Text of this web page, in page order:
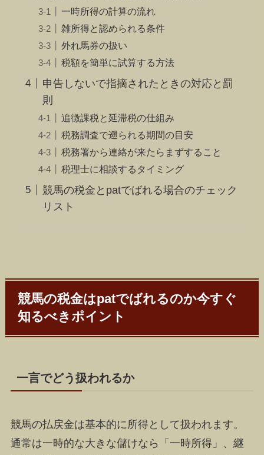
一時所得の計算の流れ
雑所得と認められる条件
外れ馬券の扱い
税額を簡単に試算する方法
申告しないで指摘されたときの対応と罰
則
追徴課税と延滞税の仕組み
税務調査で遡られる期間の目安
税務署から連絡が来たらまずすること
税理士に相談するタイミング
競馬の税金とpatでばれる場合のチェック
リスト
競馬の税金はpatでばれるのか今すぐ
知るべきポイント
一言でどう扱われるか
競馬の払戻金は基本的に所得として扱われます。
通常は一時的な大きな儲けなら「一時所得」、継